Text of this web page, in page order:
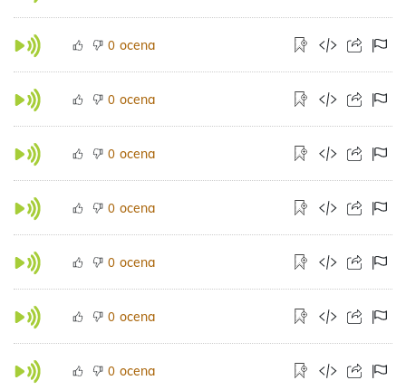
0 ocena
0 ocena
0 ocena
0 ocena
0 ocena
0 ocena
0 ocena